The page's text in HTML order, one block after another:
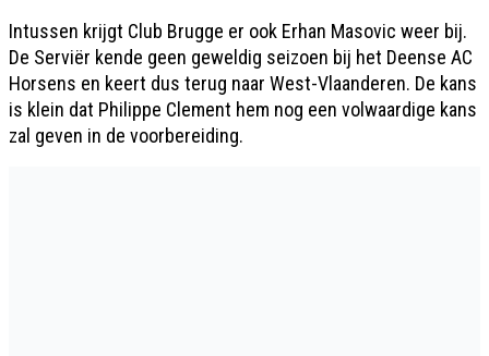
Intussen krijgt Club Brugge er ook Erhan Masovic weer bij.
De Serviër kende geen geweldig seizoen bij het Deense AC
Horsens en keert dus terug naar West-Vlaanderen. De kans
is klein dat Philippe Clement hem nog een volwaardige kans
zal geven in de voorbereiding.